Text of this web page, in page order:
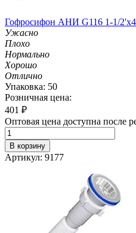
Гофросифон АНИ G116 1-1/
Ужасно
Плохо
Нормально
Хорошо
Отлично
Упаковка: 50
Розничная цена:
401 ₽
Оптовая цена доступна после
В корзину
Артикул: 9177